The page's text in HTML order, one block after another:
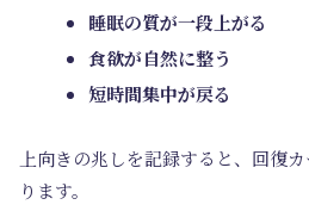
睡眠の質が一段上がる
食欲が自然に整う
短時間集中が戻る
上向きの兆しを記録すると、回復
ります。